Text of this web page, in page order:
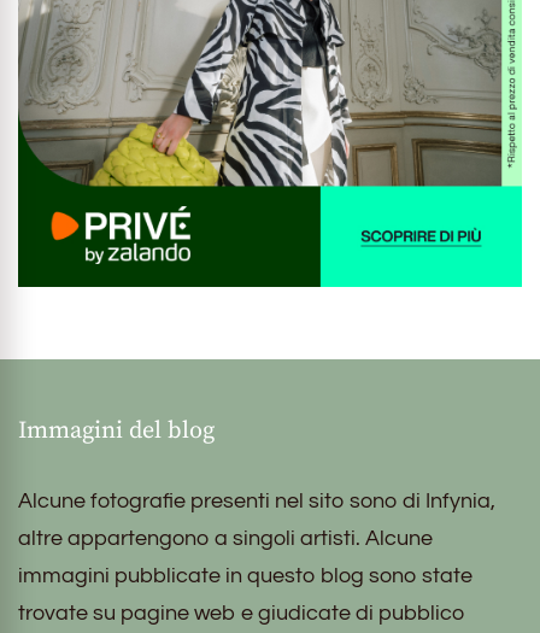
Immagini del blog
Alcune fotografie presenti nel sito sono di Infynia,
altre appartengono a singoli artisti. Alcune
immagini pubblicate in questo blog sono state
trovate su pagine web e giudicate di pubblico